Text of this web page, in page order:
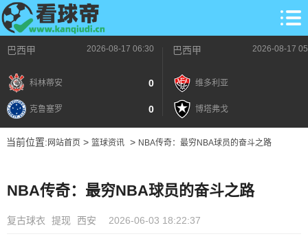
巴西甲 2026-08-17 06:30
科林蒂安 0
克鲁塞罗 0
巴西甲 2026-08-17
维多利亚
博塔弗戈
当前位置: 网站首页> 篮球资讯> NBA传奇：最穷NBA球员的奋斗之路
NBA传奇：最穷NBA球员的奋斗之路
复古球衣 提现 西安 2026-06-03 18:22:37